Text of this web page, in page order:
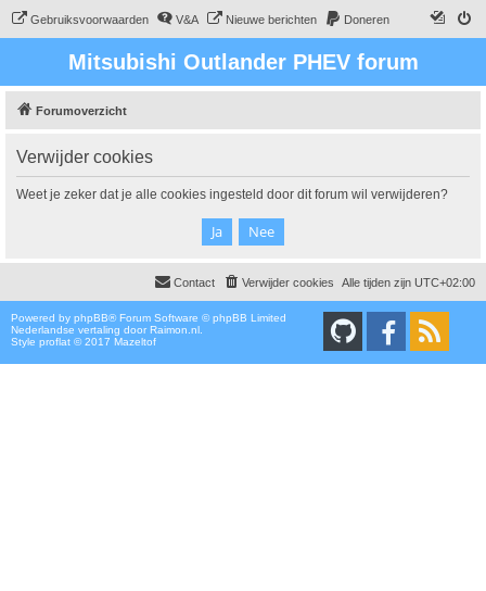
Gebruiksvoorwaarden V&A Nieuwe berichten Doneren
Mitsubishi Outlander PHEV forum
Forumoverzicht
Verwijder cookies
Weet je zeker dat je alle cookies ingesteld door dit forum wil verwijderen?
Alle tijden zijn UTC+02:00
Verwijder cookies
Contact
Powered by phpBB® Forum Software © phpBB Limited
Nederlandse vertaling door Raimon.nl
Style proflat © 2017 Mazeltof